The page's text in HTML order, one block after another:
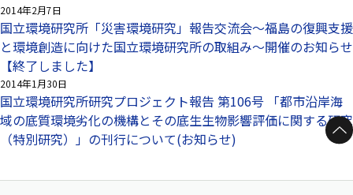
2014年2月7日
国立環境研究所「災害環境研究」報告交流会～福島の復興支援
と環境創造に向けた国立環境研究所の取組み～開催のお知らせ
【終了しました】
2014年1月30日
国立環境研究所研究プロジェクト報告 第106号 「都市沿岸海
域の底質環境劣化の機構とその底生生物影響評価に関する研究
（特別研究）」の刊行について(お知らせ)
ページトップへ